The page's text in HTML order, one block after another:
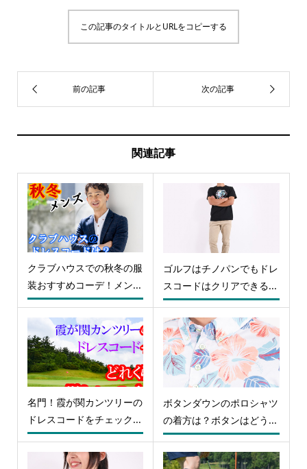
この記事のタイトルとURLをコピーする
関連記事
クラブハウスでの秋冬の服
装おすすめコーデ！メン...
ゴルフはチノパンでもドレ
スコードはクリアできる...
名門！霞が関カンツリーの
ドレスコードをチェック...
ボタンダウンのポロシャツ
の着方は？ボタンはどう...